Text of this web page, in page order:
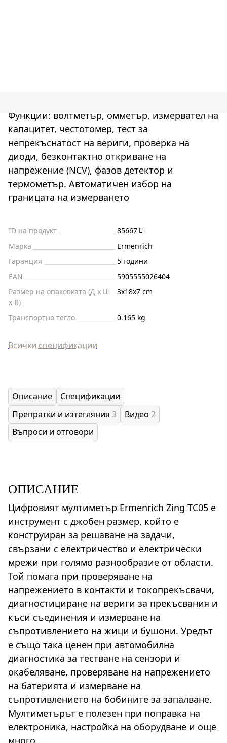
Функции: волтметър, омметър, измервател на
капацитет, честотомер, тест за
непрекъснатост на вериги, проверка на
диоди, безконтактно откриване на
напрежение (NCV), фазов детектор и
термометър. Автоматичен избор на
границата на измерването
ID на продукт
85667
Марка
Ermenrich
Гаранция
5 години
EAN
5905555026404
Размер на опаковката (Д x Ш
x В)
3x18x7 cm
Транспортно тегло 0.165 kg
Всички спецификации
Описание
Спецификации
Препратки и изтегляния 3 Видео 2
Въпроси и отговори
ОПИСАНИЕ
Цифровият мултиметър Ermenrich Zing TC05 е
инструмент с джобен размер, който е
конструиран за решаване на задачи,
свързани с електричество и електрически
мрежи при голямо разнообразие от области.
Той помага при проверяване на
напрежението в контакти и токопрекъсвачи,
диагностициране на вериги за прекъсвания и
къси съединения и измерване на
съпротивлението на жици и бушони. Уредът
е също така ценен при автомобилна
диагностика за тестване на сензори и
окабеляване, проверяване на напрежението
на батерията и измерване на
съпротивлението на бобините за запалване.
Мултиметърът е полезен при поправка на
електроника, настройка на оборудване и още
много.